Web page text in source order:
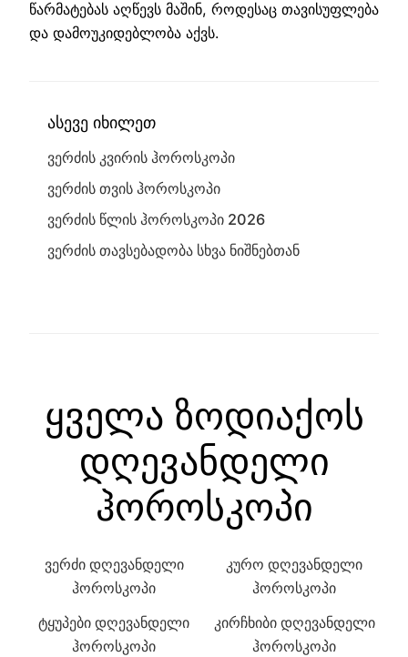
წარმატებას აღწევს მაშინ, როდესაც თავისუფლება
და დამოუკიდებლობა აქვს.
ასევე იხილეთ
ვერძის კვირის ჰოროსკოპი
ვერძის თვის ჰოროსკოპი
ვერძის წლის ჰოროსკოპი 2026
ვერძის თავსებადობა სხვა ნიშნებთან
ყველა ზოდიაქოს
დღევანდელი
ჰოროსკოპი
ვერძი დღევანდელი
ჰოროსკოპი
კურო დღევანდელი
ჰოროსკოპი
ტყუპები დღევანდელი
ჰოროსკოპი
კირჩხიბი დღევანდელი
ჰოროსკოპი